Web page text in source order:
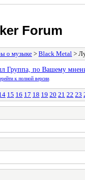
Forum
о музыке > Black Metal >
Группа, по Вашему
к полной веpсии
15 16 17 18 19 20 21 22 23